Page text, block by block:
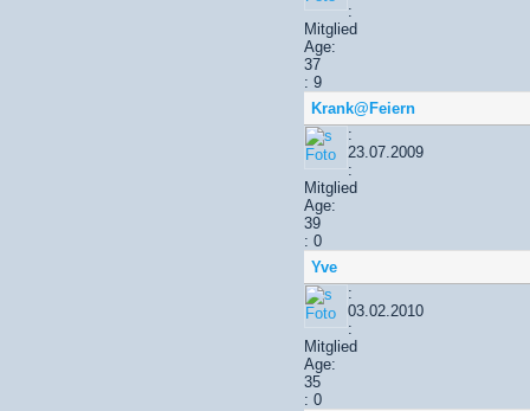
:
Mitglied
Age:
37
: 9
Krank@Feiern
:
23.07.2009
:
Mitglied
Age:
39
: 0
Yve
:
03.02.2010
:
Mitglied
Age:
35
: 0